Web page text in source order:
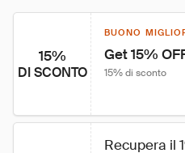
15%
DI SCONTO
BUONO
Get 15%
15% di sconto
Recupera il